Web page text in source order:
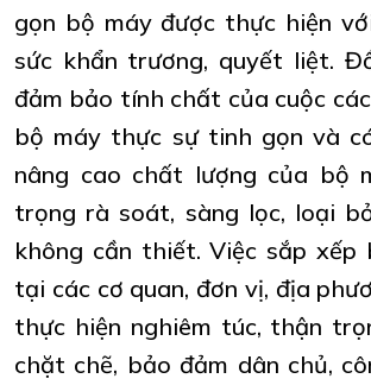
gọn bộ máy được thực hiện
sức khẩn trương, quyết liệt.
đảm bảo tính chất của cuộc
bộ máy thực sự tinh gọn và
nâng cao chất lượng của bộ
trọng rà soát, sàng lọc, loại
không cần thiết. Việc sắp
tại các cơ quan, đơn vị, địa
thực hiện nghiêm túc, thận
chặt chẽ, bảo đảm dân chủ,